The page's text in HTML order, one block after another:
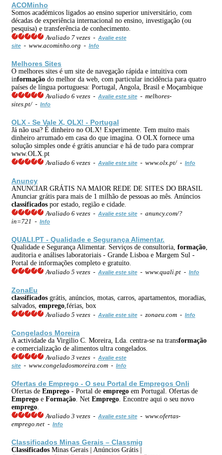
ACOMinho
Somos académicos ligados ao ensino superior universitário, com
décadas de experiência internacional no ensino, investigação (ou
pesquisa) e transferência de conhecimento.
Avaliado 7 vezes - Avalie este
site - www.acominho.org - Info
Melhores Sites
O melhores sites é um site de navegação rápida e intuitiva com
informação do melhor da web, com particular incidência para quatro
países de língua portuguesa: Portugal, Angola, Brasil e Moçambique
Avaliado 6 vezes - Avalie este site - melhores-
sites.pt/ - Info
OLX - Se Vale X, OLX! - Portugal
Já não usa? É dinheiro no OLX! Experimente. Tem muito mais
dinheiro arrumado em casa do que imagina. O OLX fornece uma
solução simples onde é grátis anunciar e há de tudo para comprar
www.OLX.pt
Avaliado 6 vezes - Avalie este site - www.olx.pt/ - Info
Anuncy
ANUNCIAR GRÁTIS NA MAIOR REDE DE SITES DO BRASIL
Anunciar grátis para mais de 1 milhão de pessoas ao mês. Anúncios
classificados por estado, região e cidade.
Avaliado 6 vezes - Avalie este site - anuncy.com/?
in=721 - Info
QUALI.PT - Qualidade e Segurança Alimentar.
Qualidade e Segurança Alimentar. Serviços de consultoria, formação
auditoria e análises laboratoriais - Grande Lisboa e Margem Sul -
Portal de informações completo e gratuito.
Avaliado 5 vezes - Avalie este site - www.quali.pt - Info
ZonaEu
classificados grátis, anúncios, motas, carros, apartamentos, moradias,
salvados, emprego ,férias, box
Avaliado 5 vezes - Avalie este site - zonaeu.com - Info
Congelados Moreira
A actividade da Virgilio C. Moreira, Lda. centra-se na transformação
e comercialização de alimentos ultra congelados.
Avaliado 3 vezes - Avalie este
site - www.congeladosmoreira.com - Info
Ofertas de Emprego - O seu Portal de Empregos Onli
Ofertas de Emprego - Portal de emprego em Portugal. Ofertas de
Emprego e Formação . Net Emprego . Encontre aqui o seu novo
emprego
Avaliado 3 vezes - Avalie este site - www.ofertas-
emprego.net - Info
Classificados Minas Gerais – Classmig
Classificados Minas Gerais | Anúncios Grátis |